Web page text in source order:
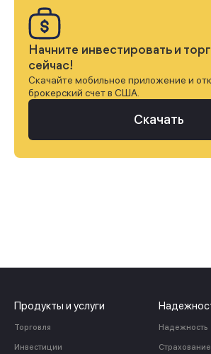
Начните инвестировать и
сейчас!
Скачайте мобильное приложение и
брокерский счет в США.
Скачать
Продукты и услуги
Торговля
Инвестиции
Надежность
Страхование